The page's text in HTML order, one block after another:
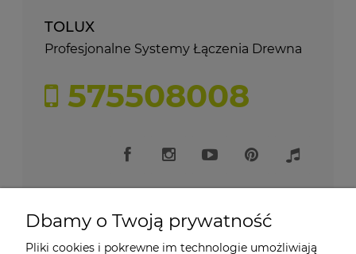
TOLUX
Profesjonalne Systemy Łączenia Drewna
575508008
Dbamy o Twoją prywatność
Pliki cookies i pokrewne im technologie umożliwiają